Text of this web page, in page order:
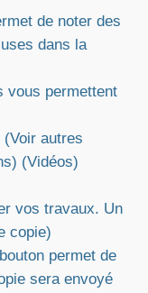
de noter des
dans la
vous permettent
(Voir autres
) (Vidéos)
vos travaux. Un
copie)
permet de
sera envoyé